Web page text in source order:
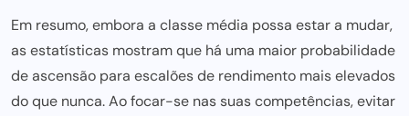
Em resumo, embora a classe média possa estar a mudar,
as estatísticas mostram que há uma maior probabilidade
de ascensão para escalões de rendimento mais elevados
do que nunca. Ao focar-se nas suas competências, evitar